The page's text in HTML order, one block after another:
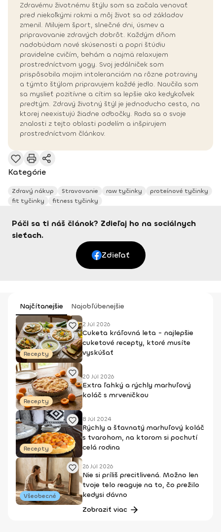
Zdravému životnému štýlu som sa začala venovať
pred niekoľkými rokmi a môj život sa od základov
zmenil. Milujem šport, slnečné dni, úsmev a
pripravovanie zdravých dobrôt. Každým dňom
nadobúdam nové skúsenosti a popri štúdiu
pravidelne cvičím, behám a najmä relaxujem
prostredníctvom yogy. Svoj jedálniček som
prispôsobila mojim intoleranciám na rôzne potraviny
a týmto štýlom pripravujem každé jedlo. Naučila som
sa myslieť pozitívne a cítim sa lepšie ako kedykoľvek
predtým. Zdravý životný štýl je jednoducho cesta, na
ktorej neexistujú žiadne odbočky. Rada sa o svoje
znalosti z tejto oblasti podelím a inšpirujem
prostredníctvom článkov.
Kategórie
Zdravý nákup Stravovanie raw tyčinky
proteínové tyčinky
fit tyčinky
fitness tyčinky
Páči sa ti náš článok? Zdieľaj ho na sociálnych
sieťach.
Zdieľať
Najčítanejšie Najobľúbenejšie
Recepty
2 Júl 2026
Cuketa kráľovná leta - najlepšie
cuketové recepty, ktoré musíte
vyskúšať
Recepty
20 Júl 2026
Extra ľahký a rýchly marhuľový
koláč s mrveničkou
Recepty
8 Júl 2024
Rýchly a šťavnatý marhuľový koláč
s tvarohom, na ktorom si pochutí
celá rodina
Všeobecné
26 Júl 2026
Nie si príliš precitlivená. Možno len
tvoje telo reaguje na to, čo prežilo
kedysi dávno
Zobraziť viac